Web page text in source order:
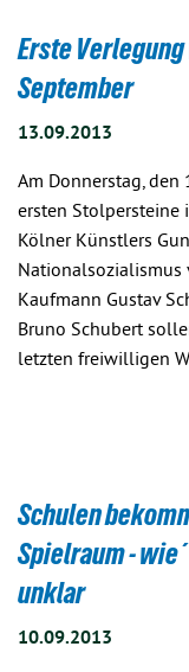
Erste
September
13.09.2013
Am Donnerstag, den
ersten Stolpersteine
Kölner Künstlers
Nationalsozialismus
Kaufmann Gustav
Bruno Schubert
letzten freiwilligen
Schulen
Spielraum -
unklar
10.09.2013